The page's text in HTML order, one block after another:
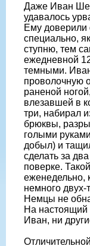
Даже Иван
удавалось
Ему доверили
специально,
ступню, тем
ежедневной
темными.
проволочную
раненой
влезавшей в
три, набирал
брюквы,
голыми
добыл) и
сделать за
поверке.
еженедельно,
немного двух-
Немцы не
На настоящий
Иван, ни